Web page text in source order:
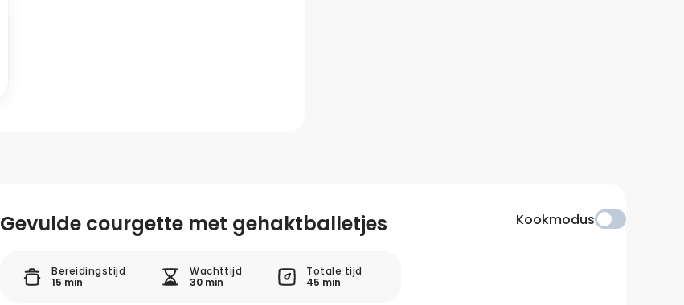
Gevulde courgette met gehaktballetjes Kookmodus
Bereidingstijd
15 min
Wachttijd
30 min
Totale tijd
45 min